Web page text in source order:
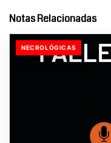
Notas Relacionadas
NECROLÓGICAS